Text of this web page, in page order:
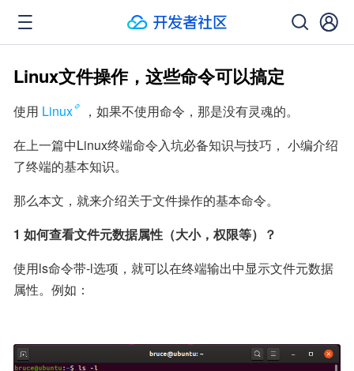
Linux文件操作，这些命令可以搞定
使用 Linux
，如果不使用命令，那是没有灵魂的。
在上一篇中Linux终端命令入坑必备知识与技巧， 小编介绍
了终端的基本知识。
那么本文，就来介绍关于文件操作的基本命令。
1 如何查看文件元数据属性（大小，权限等）？
使用ls命令带-l选项，就可以在终端输出中显示文件元数据
属性。例如：